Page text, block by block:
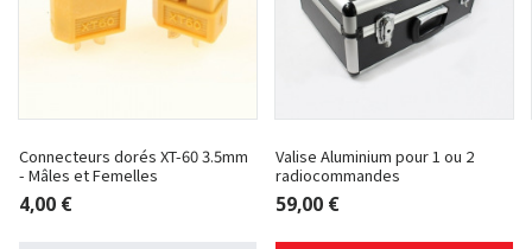
Connecteurs dorés XT-60 3.5mm
- Mâles et Femelles
4,00 €
Valise Aluminium pour 1 ou 2
radiocommandes
59,00 €